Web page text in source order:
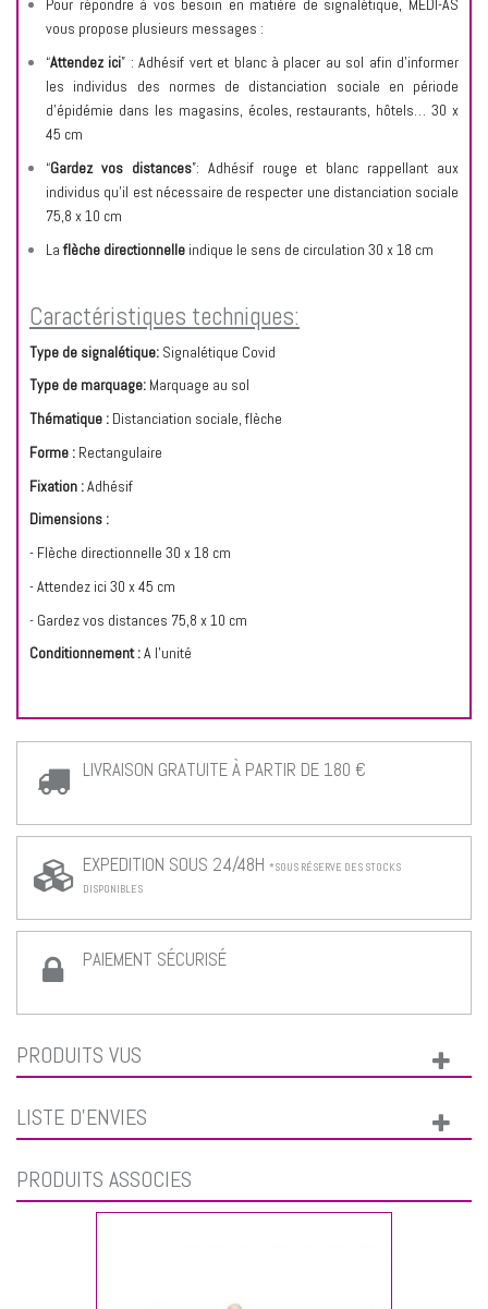
Pour répondre à vos besoin en matière de signalétique, MEDI-AS
vous propose plusieurs messages :
“Attendez ici” : Adhésif vert et blanc à placer au sol afin d’informer
les individus des normes de distanciation sociale en période
d’épidémie dans les magasins, écoles, restaurants, hôtels… 30 x
45 cm
“Gardez vos distances”: Adhésif rouge et blanc rappellant aux
individus qu’il est nécessaire de respecter une distanciation sociale
75,8 x 10 cm
Laflèche directionnelle indique le sens de circulation 30 x 18 cm
Caractéristiques techniques:
Type de signalétique: Signalétique Covid
Type de marquage: Marquage au sol
Thématique : Distanciation sociale, flèche
Forme : Rectangulaire
Fixation :Adhésif
Dimensions :
- Flèche directionnelle 30 x 18 cm
- Attendez ici 30 x 45 cm
- Gardez vos distances 75,8 x 10 cm
Conditionnement :A l'unité
LIVRAISON GRATUITE À PARTIR DE 180 €
EXPEDITION SOUS 24/48H *SOUS RÉSERVE DES STOCKS
DISPONIBLES
PAIEMENT SÉCURISÉ
PRODUITS VUS
LISTE D'ENVIES
PRODUITS ASSOCIÉS